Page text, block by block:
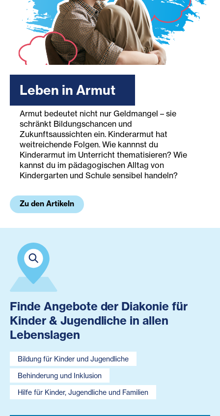
Leben in Armut
Armut bedeutet nicht nur Geldmangel – sie
schränkt Bildungschancen und
Zukunftsaussichten ein. Kinderarmut hat
weitreichende Folgen. Wie kannnst du
Kinderarmut im Unterricht thematisieren? Wie
kannst du im pädagogischen Alltag von
Kindergarten und Schule sensibel handeln?
Zu den Artikeln
Finde Angebote der Diakonie für
Kinder & Jugendliche in allen
Lebenslagen
Bildung für Kinder und Jugendliche
Behinderung und Inklusion
Hilfe für Kinder, Jugendliche und Familien